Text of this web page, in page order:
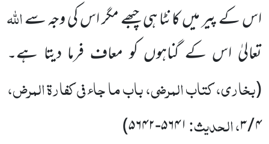
اس کے پیر میں کانٹا ہی چبھے مگر اس کی وجہ سےاللہ
تعالیٰ اس کے گناہوں کو معاف فرما دیتا ہے۔
(بخاری، کتاب المرضی، باب ما جاء فی کفارۃ المرض،
۴/۳، الحدیث:۵۶۴۱-۵۶۴۲)